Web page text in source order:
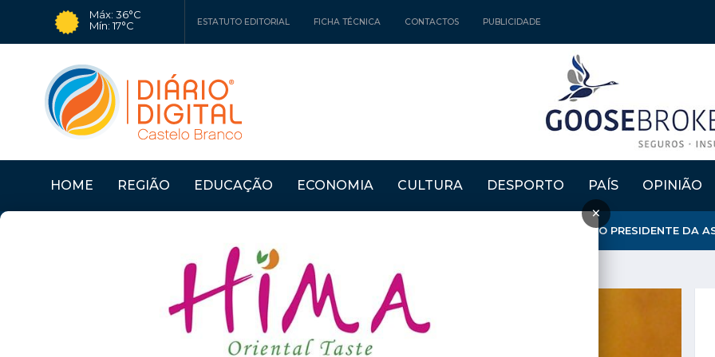
Máx: 36°C
Mín: 17°C
ESTATUTO EDITORIAL FICHA TÉCNICA CONTACTOS PUBLICIDADE
HOME REGIÃO EDUCAÇÃO ECONOMIA CULTURA DESPORTO PAÍS OPINIÃO
×
IDANHA-A-NOVA: DEPUTADOS MUNICIPAIS PEDEM EXPLICAÇÃO AO PRESIDENTE DA